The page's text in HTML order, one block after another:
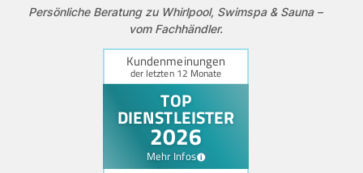
Persönliche Beratung zu Whirlpool, Swimspa & Sauna –
vom Fachhändler.